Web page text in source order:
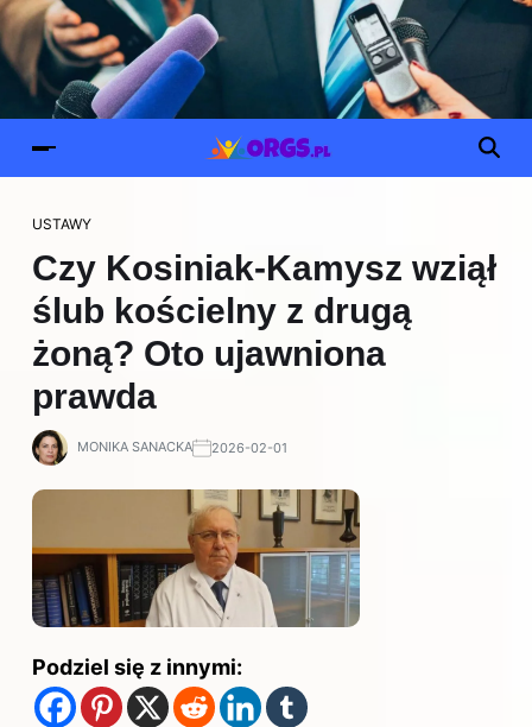
USTAWY
Czy Kosiniak-Kamysz wziął
ślub kościelny z drugą
żoną? Oto ujawniona
prawda
MONIKA SANACKA 2026-02-01
Podziel się z innymi: